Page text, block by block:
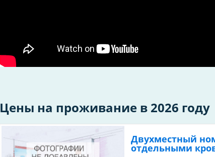
Цены на проживание в 2026 году
Двухместный
отдельными